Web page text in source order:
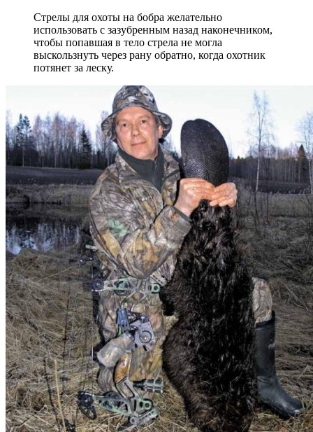
Стрелы для охоты на бобра желательно
использовать с зазубренным назад наконечником,
чтобы попавшая в тело стрела не могла
выскользнуть через рану обратно, когда охотник
потянет за леску.